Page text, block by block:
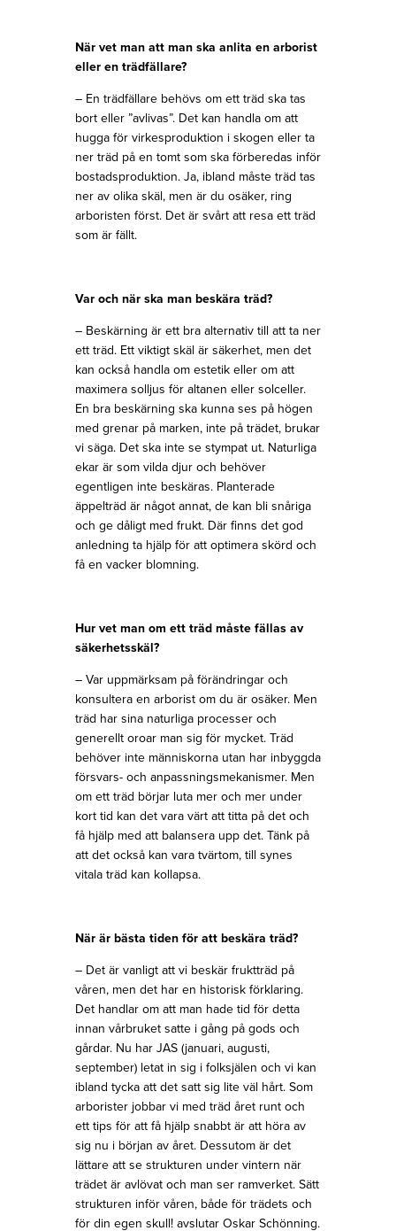
När vet man att man ska anlita en arborist
eller en trädfällare?
– En trädfällare behövs om ett träd ska tas
bort eller ”avlivas”. Det kan handla om att
hugga för virkesproduktion i skogen eller ta
ner träd på en tomt som ska förberedas inför
bostadsproduktion. Ja, ibland måste träd tas
ner av olika skäl, men är du osäker, ring
arboristen först. Det är svårt att resa ett träd
som är fällt.
Var och när ska man beskära träd?
– Beskärning är ett bra alternativ till att ta ner
ett träd. Ett viktigt skäl är säkerhet, men det
kan också handla om estetik eller om att
maximera solljus för altanen eller solceller.
En bra beskärning ska kunna ses på högen
med grenar på marken, inte på trädet, brukar
vi säga. Det ska inte se stympat ut. Naturliga
ekar är som vilda djur och behöver
egentligen inte beskäras. Planterade
äppelträd är något annat, de kan bli snåriga
och ge dåligt med frukt. Där finns det god
anledning ta hjälp för att optimera skörd och
få en vacker blomning.
Hur vet man om ett träd måste fällas av
säkerhetsskäl?
– Var uppmärksam på förändringar och
konsultera en arborist om du är osäker. Men
träd har sina naturliga processer och
generellt oroar man sig för mycket. Träd
behöver inte människorna utan har inbyggda
försvars- och anpassningsmekanismer. Men
om ett träd börjar luta mer och mer under
kort tid kan det vara värt att titta på det och
få hjälp med att balansera upp det. Tänk på
att det också kan vara tvärtom, till synes
vitala träd kan kollapsa.
När är bästa tiden för att beskära träd?
– Det är vanligt att vi beskär fruktträd på
våren, men det har en historisk förklaring.
Det handlar om att man hade tid för detta
innan vårbruket satte i gång på gods och
gårdar. Nu har JAS (januari, augusti,
september) letat in sig i folksjälen och vi kan
ibland tycka att det satt sig lite väl hårt. Som
arborister jobbar vi med träd året runt och
ett tips för att få hjälp snabbt är att höra av
sig nu i början av året. Dessutom är det
lättare att se strukturen under vintern när
trädet är avlövat och man ser ramverket. Sätt
strukturen inför våren, både för trädets och
för din egen skull! avslutar Oskar Schönning.